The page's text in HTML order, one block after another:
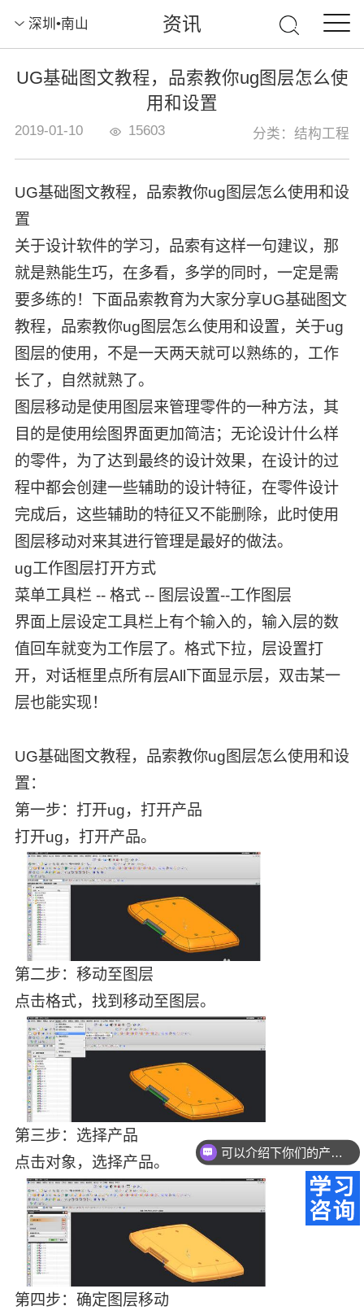
深圳•南山 资讯
UG基础图文教程，品索教你ug图层怎么使
用和设置
2019-01-10 15603 分类：结构工程
UG基础图文教程，品索教你ug图层怎么使用和设
置
关于设计软件的学习，品索有这样一句建议，那
就是熟能生巧，在多看，多学的同时，一定是需
要多练的！下面品索教育为大家分享UG基础图文
教程，品索教你ug图层怎么使用和设置，关于ug
图层的使用，不是一天两天就可以熟练的，工作
长了，自然就熟了。
图层移动是使用图层来管理零件的一种方法，其
目的是使用绘图界面更加简洁；无论设计什么样
的零件，为了达到最终的设计效果，在设计的过
程中都会创建一些辅助的设计特征，在零件设计
完成后，这些辅助的特征又不能删除，此时使用
图层移动对来其进行管理是最好的做法。
ug工作图层打开方式
菜单工具栏 -- 格式 -- 图层设置--工作图层
界面上层设定工具栏上有个输入的，输入层的数
值回车就变为工作层了。格式下拉，层设置打
开，对话框里点所有层All下面显示层，双击某一
层也能实现！
UG基础图文教程，品索教你ug图层怎么使用和设
置：
第一步：打开ug，打开产品
打开ug，打开产品。
第二步：移动至图层
点击格式，找到移动至图层。
第三步：选择产品
点击对象，选择产品。
第四步：确定图层移动
你们是怎么收费的呢？